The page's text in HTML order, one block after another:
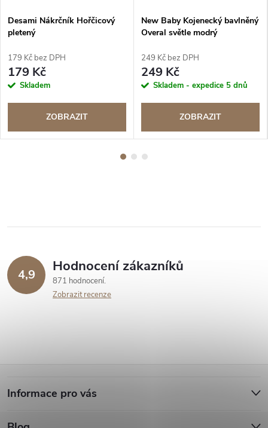
Desami Nákrčník Hořčicový
pletený
179 Kč bez DPH
179 Kč
Skladem
ZOBRAZIT
New Baby Kojenecký bavlněný
Overal světle modrý
249 Kč bez DPH
249 Kč
Skladem - expedice 5 dnů
ZOBRAZIT
4,9 Hodnocení zákazníků
871 hodnocení
Zobrazit recenze
Informace pro vás